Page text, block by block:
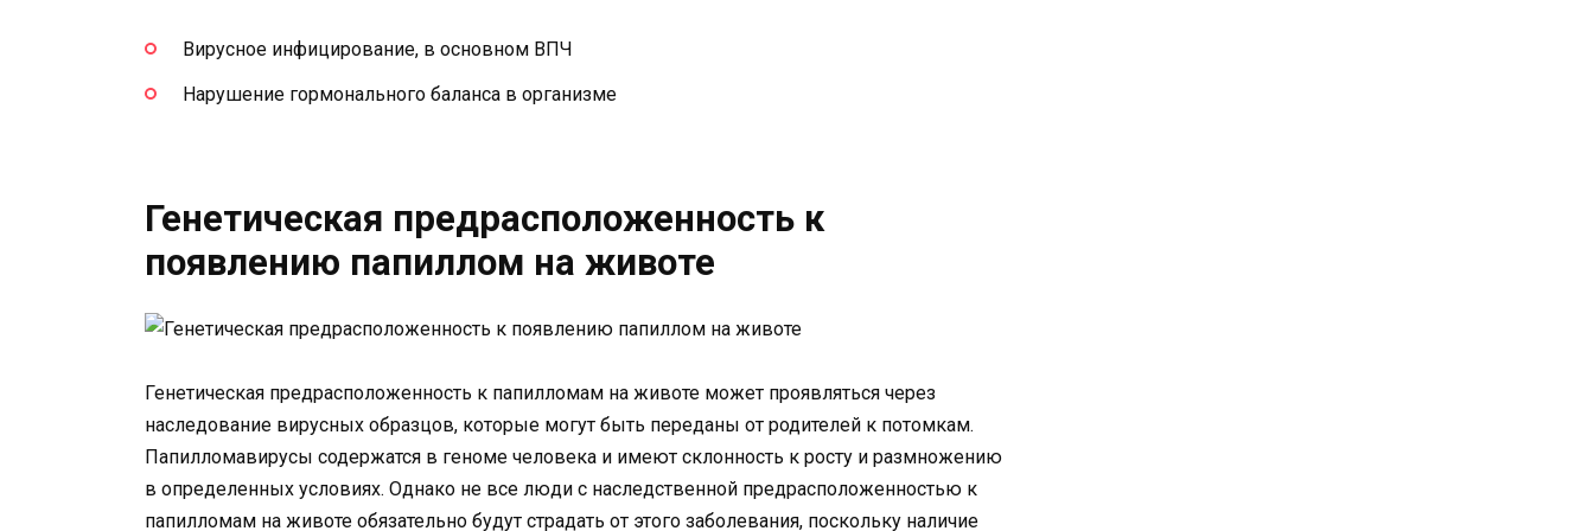
Вирусное инфицирование, в основном ВПЧ
Нарушение гормонального баланса в организме
Генетическая предрасположенность к
появлению папиллом на животе
Генетическая предрасположенность к папилломам на животе может проявляться через
наследование вирусных образцов, которые могут быть переданы от родителей к потомкам.
Папилломавирусы содержатся в геноме человека и имеют склонность к росту и размножению
в определенных условиях. Однако не все люди с наследственной предрасположенностью к
папилломам на животе обязательно будут страдать от этого заболевания, поскольку наличие